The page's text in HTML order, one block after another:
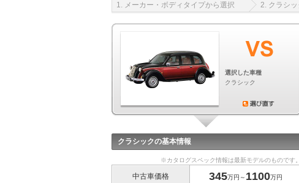
1. メーカー・ボディタイプから選択 2. クラシ
選択した車種
クラシック
クラシックの基本情報
※カタログスペック情報は最新モデルのものです。
中古車価格 345万円～ 1100万円